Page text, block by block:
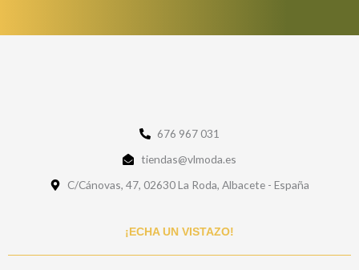
676 967 031
tiendas@vlmoda.es
C/Cánovas, 47, 02630 La Roda, Albacete - España
¡ECHA UN VISTAZO!